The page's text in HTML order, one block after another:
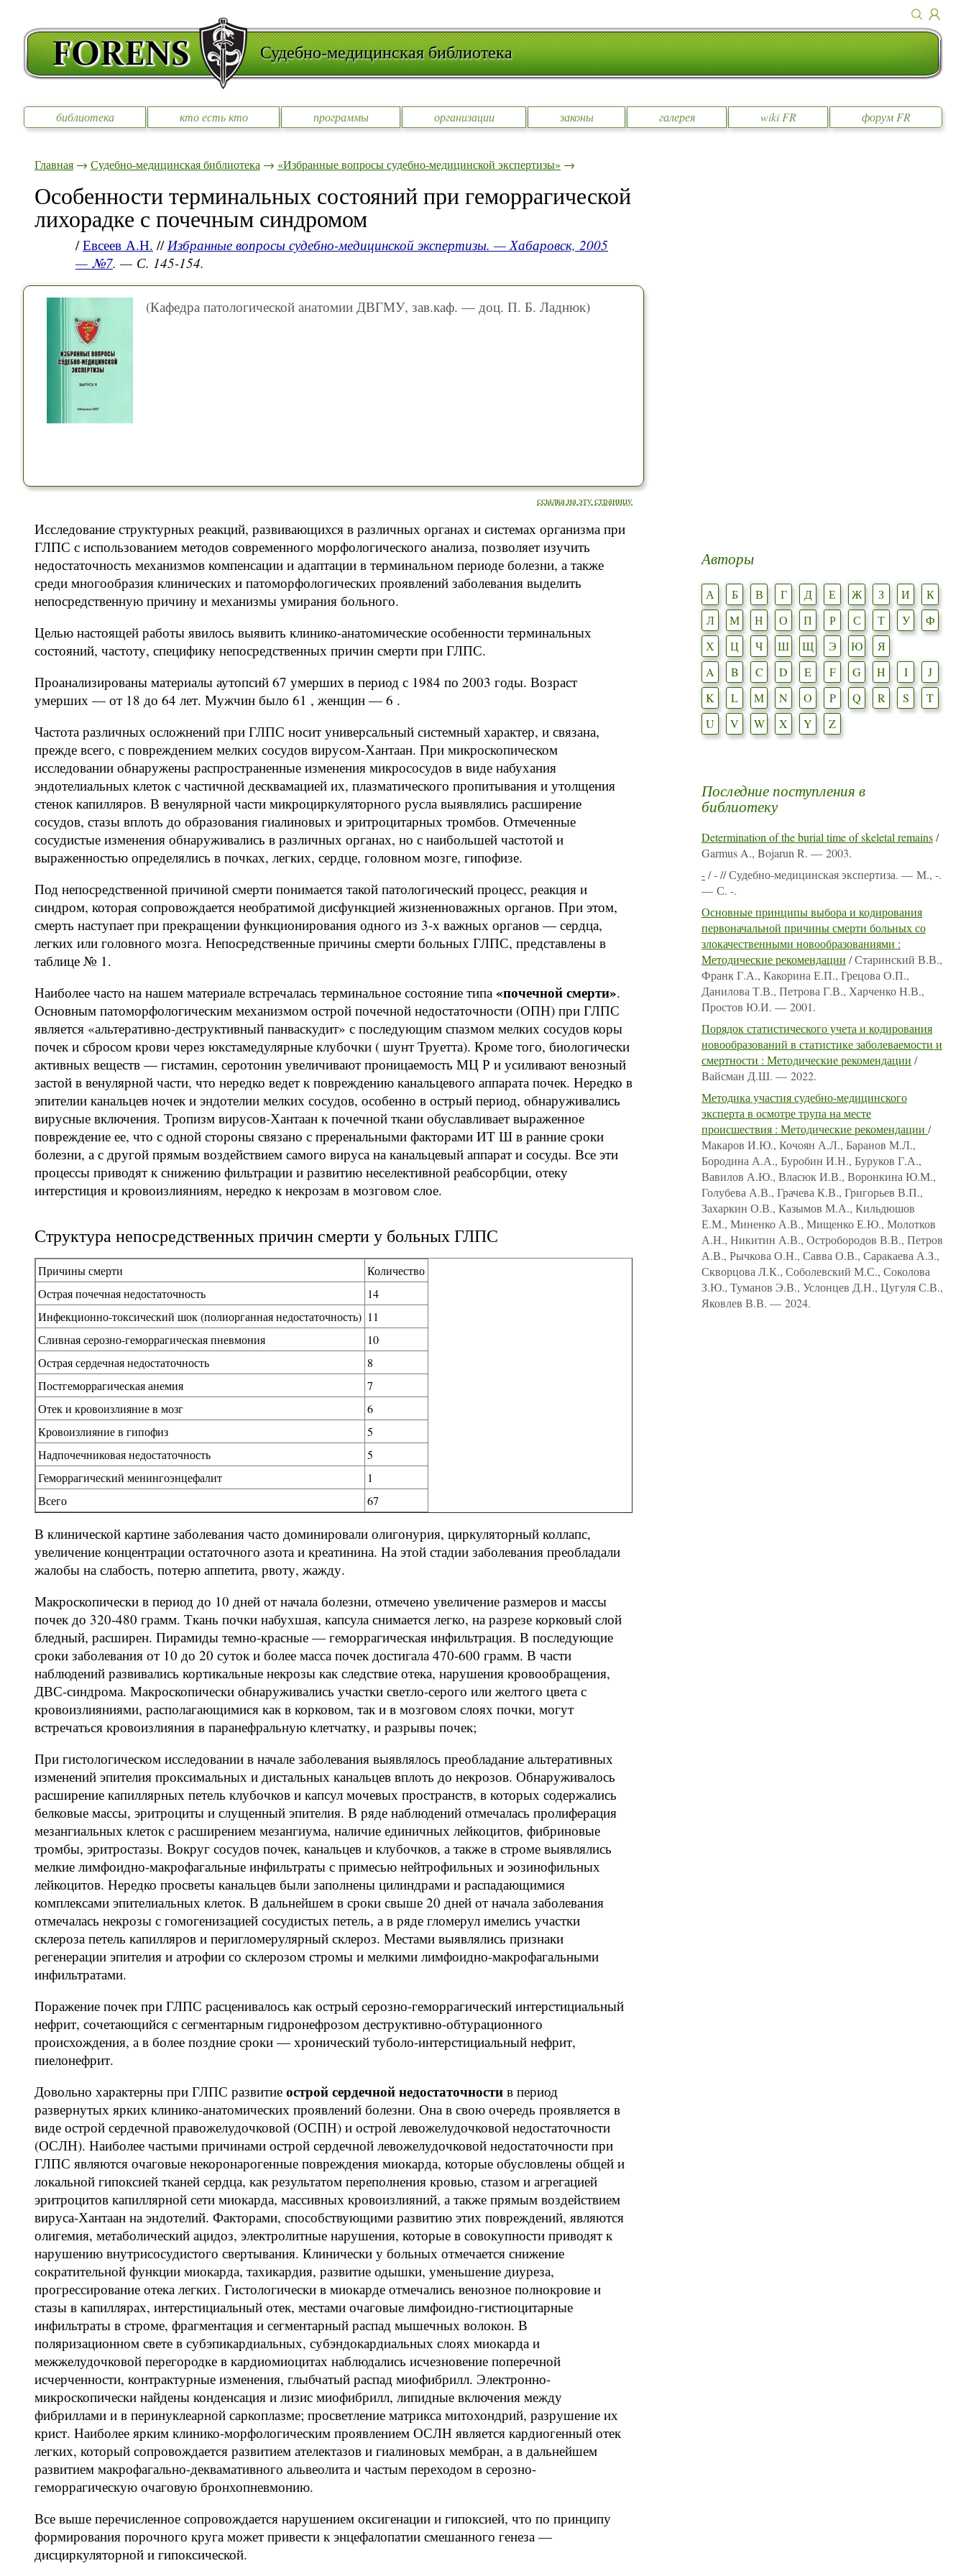
Судебно-медицинская библиотека
библиотека кто есть кто программы организации законы галерея wiki FR форум FR
Главная → Судебно-медицинская библиотека → «Избранные вопросы судебно-медицинской экспертизы» →
Особенности терминальных состояний при геморрагической
лихорадке с почечным синдромом
/Евсеев А.Н. //Избранные вопросы судебно-медицинской экспертизы. — Хабаровск, 2005
— №7. — С. 145-154.
(Кафедра патологической анатомии ДВГМУ, зав.каф. — доц. П. Б. Ладнюк)
ссылка на эту страницу
Исследование структурных реакций, развивающихся в различных органах и системах организма при
ГЛПС с использованием методов современного морфологического анализа, позволяет изучить
недостаточность механизмов компенсации и адаптации в терминальном периоде болезни, а также
среди многообразия клинических и патоморфологических проявлений заболевания выделить
непосредственную причину и механизмы умирания больного.
Целью настоящей работы явилось выявить клинико-анатомические особенности терминальных
состояний, частоту, специфику непосредственных причин смерти при ГЛПС.
Проанализированы материалы аутопсий 67 умерших в период с 1984 по 2003 годы. Возраст
умерших — от 18 до 64 лет. Мужчин было 61 , женщин — 6 .
Частота различных осложнений при ГЛПС носит универсальный системный характер, и связана,
прежде всего, с повреждением мелких сосудов вирусом-Хантаан. При микроскопическом
исследовании обнаружены распространенные изменения микрососудов в виде набухания
эндотелиальных клеток с частичной десквамацией их, плазматического пропитывания и утолщения
стенок капилляров. В венулярной части микроциркуляторного русла выявлялись расширение
сосудов, стазы вплоть до образования гиалиновых и эритроцитарных тромбов. Отмеченные
сосудистые изменения обнаруживались в различных органах, но с наибольшей частотой и
выраженностью определялись в почках, легких, сердце, головном мозге, гипофизе.
Под непосредственной причиной смерти понимается такой патологический процесс, реакция и
синдром, которая сопровождается необратимой дисфункцией жизненноважных органов. При этом,
смерть наступает при прекращении функционирования одного из 3-х важных органов — сердца,
легких или головного мозга. Непосредственные причины смерти больных ГЛПС, представлены в
таблице № 1.
Наиболее часто на нашем материале встречалась терминальное состояние типа «почечной смерти».
Основным патоморфологическим механизмом острой почечной недостаточности (ОПН) при ГЛПС
является «альтеративно-деструктивный панваскудит» с последующим спазмом мелких сосудов коры
почек и сбросом крови через юкстамедулярные клубочки ( шунт Труетта). Кроме того, биологически
активных веществ — гистамин, серотонин увеличивают проницаемость МЦ Р и усиливают венозный
застой в венулярной части, что нередко ведет к повреждению канальцевого аппарата почек. Нередко в
эпителии канальцев ночек и эндотелии мелких сосудов, особенно в острый период, обнаруживались
вирусные включения. Тропизм вирусов-Хантаан к почечной ткани обуславливает выраженное
повреждение ее, что с одной стороны связано с преренальными факторами ИТ Ш в ранние сроки
болезни, а с другой прямым воздействием самого вируса на канальцевый аппарат и сосуды. Все эти
процессы приводят к снижению фильтрации и развитию неселективной реабсорбции, отеку
интерстиция и кровоизлияниям, нередко к некрозам в мозговом слое.
Структура непосредственных причин смерти у больных ГЛПС
Причины смерти
Количество
Острая почечная недостаточность
14
Инфекционно-токсический шок (полиорганная недостаточность) 11
Сливная серозно-геморрагическая пневмония
10
Острая сердечная недостаточность
8
Постгеморрагическая анемия
7
Отек и кровоизлияние в мозг
6
Кровоизлияние в гипофиз
5
Надпочечниковая недостаточность
5
Геморрагический менингоэнцефалит
1
Всего
67
В клинической картине заболевания часто доминировали олигонурия, циркуляторный коллапс,
увеличение концентрации остаточного азота и креатинина. На этой стадии заболевания преобладали
жалобы на слабость, потерю аппетита, рвоту, жажду.
Макроскопически в период до 10 дней от начала болезни, отмечено увеличение размеров и массы
почек до 320-480 грамм. Ткань почки набухшая, капсула снимается легко, на разрезе корковый слой
бледный, расширен. Пирамиды темно-красные — геморрагическая инфильтрация. В последующие
сроки заболевания от 10 до 20 суток и более масса почек достигала 470-600 грамм. В части
наблюдений развивались кортикальные некрозы как следствие отека, нарушения кровообращения,
ДВС-синдрома. Макроскопически обнаруживались участки светло-серого или желтого цвета с
кровоизлияниями, располагающимися как в корковом, так и в мозговом слоях почки, могут
встречаться кровоизлияния в паранефральную клетчатку, и разрывы почек;
При гистологическом исследовании в начале заболевания выявлялось преобладание альтеративных
изменений эпителия проксимальных и дистальных канальцев вплоть до некрозов. Обнаруживалось
расширение капиллярных петель клубочков и капсул мочевых пространств, в которых содержались
белковые массы, эритроциты и слущенный эпителия. В ряде наблюдений отмечалась пролиферация
мезангиальных клеток с расширением мезангиума, наличие единичных лейкоцитов, фибриновые
тромбы, эритростазы. Вокруг сосудов почек, канальцев и клубочков, а также в строме выявлялись
мелкие лимфоидно-макрофагальные инфильтраты с примесью нейтрофильных и эозинофильных
лейкоцитов. Нередко просветы канальцев были заполнены цилиндрами и распадающимися
комплексами эпителиальных клеток. В дальнейшем в сроки свыше 20 дней от начала заболевания
отмечалась некрозы с гомогенизацией сосудистых петель, а в ряде гломерул имелись участки
склероза петель капилляров и перигломерулярный склероз. Местами выявлялись признаки
регенерации эпителия и атрофии со склерозом стромы и мелкими лимфоидно-макрофагальными
инфильтратами.
Поражение почек при ГЛПС расценивалось как острый серозно-геморрагический интерстициальный
нефрит, сочетающийся с сегментарным гидронефрозом деструктивно-обтурационного
происхождения, а в более поздние сроки — хронический туболо-интерстициальный нефрит,
пиелонефрит.
Довольно характерны при ГЛПС развитие острой сердечной недостаточности в период
развернутых ярких клинико-анатомических проявлений болезни. Она в свою очередь проявляется в
виде острой сердечной правожелудочковой (ОСПН) и острой левожелудочковой недостаточности
(ОСЛН). Наиболее частыми причинами острой сердечной левожелудочковой недостаточности при
ГЛПС являются очаговые некоронарогенные повреждения миокарда, которые обусловлены общей и
локальной гипоксией тканей сердца, как результатом переполнения кровью, стазом и агрегацией
эритроцитов капиллярной сети миокарда, массивных кровоизлияний, а также прямым воздействием
вируса-Хантаан на эндотелий. Факторами, способствующими развитию этих повреждений, являются
олигемия, метаболический ацидоз, электролитные нарушения, которые в совокупности приводят к
нарушению внутрисосудистого свертывания. Клинически у больных отмечается снижение
сократительной функции миокарда, тахикардия, развитие одышки, уменьшение диуреза,
прогрессирование отека легких. Гистологически в миокарде отмечались венозное полнокровие и
стазы в капиллярах, интерстициальный отек, местами очаговые лимфоидно-гистиоцитарные
инфильтраты в строме, фрагментация и сегментарный распад мышечных волокон. В
поляризационном свете в субэпикардиальных, субэндокардиальных слоях миокарда и
межжелудочковой перегородке в кардиомиоцитах наблюдались исчезновение поперечной
исчерченности, контрактурные изменения, глыбчатый распад миофибрилл. Электронно-
микроскопически найдены конденсация и лизис миофибрилл, липидные включения между
фибриллами и в перинуклеарной саркоплазме; просветление матрикса митохондрий, разрушение их
крист. Наиболее ярким клинико-морфологическим проявлением ОСЛН является кардиогенный отек
легких, который сопровождается развитием ателектазов и гиалиновых мембран, а в дальнейшем
развитием макрофагально-деквамативного альвеолита и частым переходом в серозно-
геморрагическую очаговую бронхопневмонию.
Все выше перечисленное сопровождается нарушением оксигенации и гипоксией, что по принципу
формирования порочного круга может привести к энцефалопатии смешанного генеза —
дисциркуляторной и гипоксической.
Авторы
А Б В Г Д Е Ж З И
К
Л
М Н О П Р С Т У
Ф
Х
Ц Ч Ш Щ Э Ю
Я
A
B C D E F G H I
J
K
L M N O P Q R S
T
U
V W X Y Z
Последние поступления в
библиотеку
Determination of the burial time of skeletal remains/
Garmus A., Bojarun R. — 2003.
-/ - // Судебно-медицинская экспертиза. — М., -.
— С. -.
Основные принципы выбора и кодирования
первоначальной причины смерти больных со
злокачественными новообразованиями :
Методические рекомендации / Старинский В.В.,
Франк Г.А., Какорина Е.П., Грецова О.П.,
Данилова Т.В., Петрова Г.В., Харченко Н.В.,
Простов Ю.И. — 2001.
Порядок статистического учета и кодирования
новообразований в статистике заболеваемости и
смертности : Методические рекомендации /
Вайсман Д.Ш. — 2022.
Методика участия судебно-медицинского
эксперта в осмотре трупа на месте
происшествия : Методические рекомендации /
Макаров И.Ю., Кочоян А.Л., Баранов М.Л.,
Бородина А.А., Буробин И.Н., Буруков Г.А.,
Вавилов А.Ю., Власюк И.В., Воронкина Ю.М.,
Голубева А.В., Грачева К.В., Григорьев В.П.,
Захаркин О.В., Казымов М.А., Кильдюшов
Е.М., Миненко А.В., Мищенко Е.Ю., Молотков
А.Н., Никитин А.В., Остробородов В.В., Петров
А.В., Рычкова О.Н., Савва О.В., Саракаева А.З.,
Скворцова Л.К., Соболевский М.С., Соколова
З.Ю., Туманов Э.В., Услонцев Д.Н., Цугуля С.В.,
Яковлев В.В. — 2024.